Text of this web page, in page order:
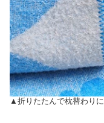
▲折りたたんで枕替わりに